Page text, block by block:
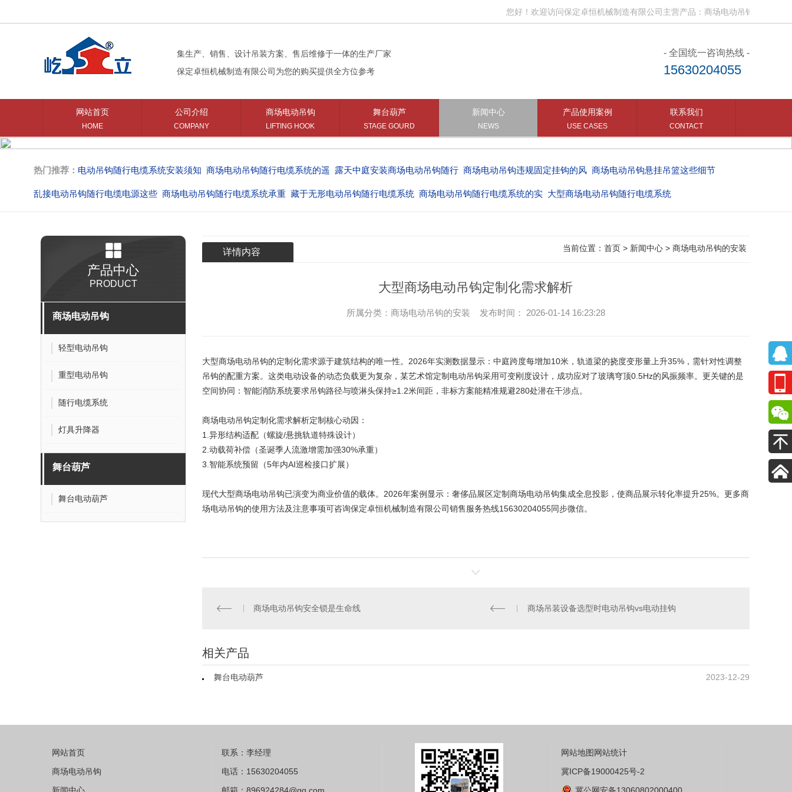
您好！欢迎访问保定卓恒机械制造有限公司主营产品：商场电动吊钩、电动吊钩
集生产、销售、设计吊装方案、售后维修于一体的生产厂家
保定卓恒机械制造有限公司为您的购买提供全方位参考
- 全国统一咨询热线 -
15630204055
网站首页
HOME
公司介绍
COMPANY
商场电动吊钩
LIFTING HOOK
舞台葫芦
STAGE GOURD
新闻中心
NEWS
产品使用案例
USE CASES
联系我们
CONTACT
热门推荐： 电动吊钩随行电缆系统安装须知 商场电动吊钩随行电缆系统的遥 露天中庭安装商场电动吊钩随行 商场电动吊钩违规固定挂钩的风 商场电动吊钩悬挂吊篮这些细节
乱接电动吊钩随行电缆电源这些 商场电动吊钩随行电缆系统承重 藏于无形电动吊钩随行电缆系统 商场电动吊钩随行电缆系统的实 大型商场电动吊钩随行电缆系统
产品中心
PRODUCT
商场电动吊钩
轻型电动吊钩
重型电动吊钩
随行电缆系统
灯具升降器
舞台葫芦
舞台电动葫芦
详情内容 当前位置： 首页 > 新闻中心 > 商场电动吊钩的安装
大型商场电动吊钩定制化需求解析
所属分类：商场电动吊钩的安装 发布时间： 2026-01-14 16:23:28
大型商场电动吊钩的定制化需求源于建筑结构的唯一性。2026年实测数据显示：中庭跨度每增加10米，轨道梁的挠度变形量上升35%，需针对性调整
吊钩的配重方案。这类电动设备的动态负载更为复杂，某艺术馆定制电动吊钩采用可变刚度设计，成功应对了玻璃穹顶0.5Hz的风振频率。更关键的是
空间协同：智能消防系统要求吊钩路径与喷淋头保持≥1.2米间距，非标方案能精准规避280处潜在干涉点。
商场电动吊钩定制化需求解析定制核心动因：
1.异形结构适配（螺旋/悬挑轨道特殊设计）
2.动载荷补偿（圣诞季人流激增需加强30%承重）
3.智能系统预留（5年内AI巡检接口扩展）
现代大型商场电动吊钩已演变为商业价值的载体。2026年案例显示：奢侈品展区定制商场电动吊钩集成全息投影，使商品展示转化率提升25%。更多商
场电动吊钩的使用方法及注意事项可咨询保定卓恒机械制造有限公司销售服务热线15630204055同步微信。
商场电动吊钩安全锁是生命线 商场吊装设备选型时电动吊钩vs电动挂钩
相关产品
2023-12-29
舞台电动葫芦
网站首页
商场电动吊钩
联系：李经理
电话：15630204055
网站地图 网站统计
冀ICP备19000425号-2